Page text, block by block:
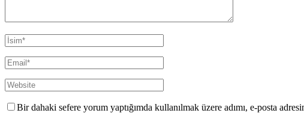
Bir dahaki sefere yorum yaptığımda kullanılmak üzere adımı, e-posta